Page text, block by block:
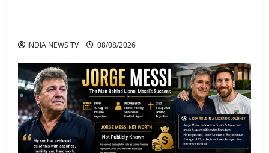
INDIA NEWS TV 08/08/2026